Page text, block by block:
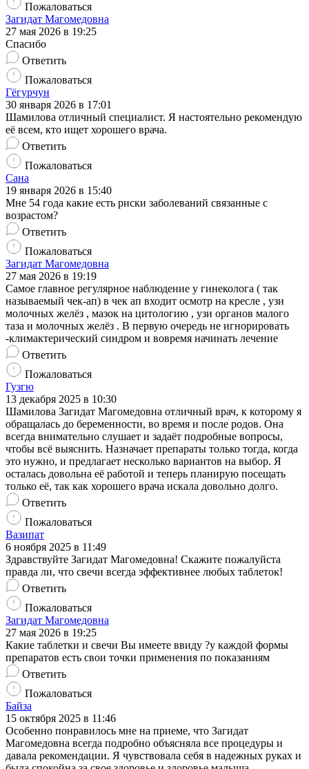
Пожаловаться
Загидат Магомедовна
27 мая 2026 в 19:25
Спасибо
Ответить
Пожаловаться
Гёгурчун
30 января 2026 в 17:01
Шамилова отличный специалист. Я настоятельно рекомендую
её всем, кто ищет хорошего врача.
Ответить
Пожаловаться
Сана
19 января 2026 в 15:40
Мне 54 года какие есть риски заболеваний связанные с
возрастом?
Ответить
Пожаловаться
Загидат Магомедовна
27 мая 2026 в 19:19
Самое главное регулярное наблюдение у гинеколога ( так
называемый чек-ап) в чек ап входит осмотр на кресле , узи
молочных желёз , мазок на цитологию , узи органов малого
таза и молочных желёз . В первую очередь не игнорировать
-климактерический синдром и вовремя начинать лечение
Ответить
Пожаловаться
Гузгю
13 декабря 2025 в 10:30
Шамилова Загидат Магомедовна отличный врач, к которому я
обращалась до беременности, во время и после родов. Она
всегда внимательно слушает и задаёт подробные вопросы,
чтобы всё выяснить. Назначает препараты только тогда, когда
это нужно, и предлагает несколько вариантов на выбор. Я
осталась довольна её работой и теперь планирую посещать
только её, так как хорошего врача искала довольно долго.
Ответить
Пожаловаться
Вазипат
6 ноября 2025 в 11:49
Здравствуйте Загидат Магомедовна! Скажите пожалуйста
правда ли, что свечи всегда эффективнее любых таблеток!
Ответить
Пожаловаться
Загидат Магомедовна
27 мая 2026 в 19:25
Какие таблетки и свечи Вы имеете ввиду ?у каждой формы
препаратов есть свои точки применения по показаниям
Ответить
Пожаловаться
Байза
15 октября 2025 в 11:46
Особенно понравилось мне на приеме, что Загидат
Магомедовна всегда подробно объясняла все процедуры и
давала рекомендации. Я чувствовала себя в надежных руках и